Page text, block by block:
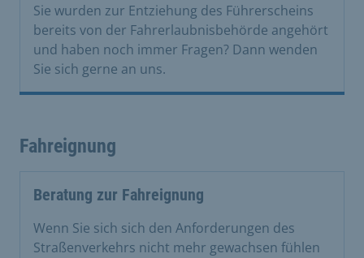
Sie wurden zur Entziehung des Führerscheins
bereits von der Fahrerlaubnisbehörde angehört
und haben noch immer Fragen? Dann wenden
Sie sich gerne an uns.
Fahreignung
Beratung zur Fahreignung
Wenn Sie sich sich den Anforderungen des
Straßenverkehrs nicht mehr gewachsen fühlen